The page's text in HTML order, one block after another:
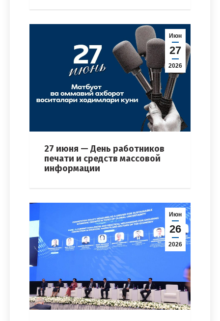
Июн
27
2026
27 июня — День работников
печати и средств массовой
информации
Июн
26
2026